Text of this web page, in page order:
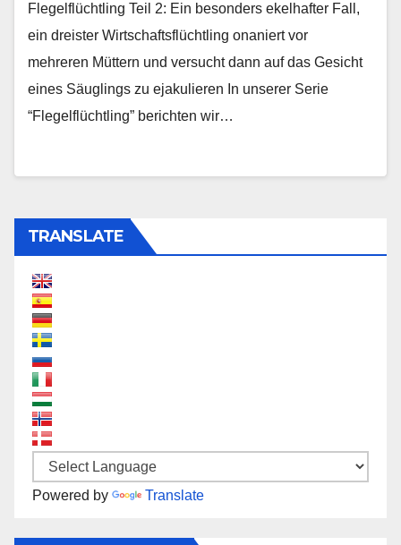
Flegelflüchtling Teil 2: Ein besonders ekelhafter Fall,
ein dreister Wirtschaftsflüchtling onaniert vor
mehreren Müttern und versucht dann auf das Gesicht
eines Säuglings zu ejakulieren In unserer Serie
“Flegelflüchtling” berichten wir…
TRANSLATE
Powered by Translate